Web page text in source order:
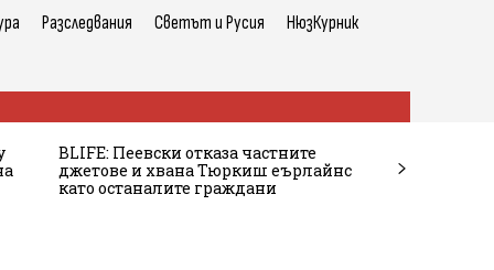
Разследвания Светът и Русия НюзКурник
BLIFE: Пеевски отказа частните
джетове и хвана Тюркиш еърлайнс
като останалите граждани